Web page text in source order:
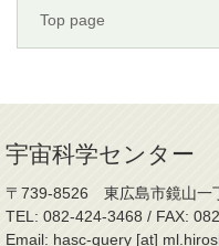
Top page
宇宙科学センター
〒739-8526 東広島市鏡山一
TEL: 082-424-3468 / FAX:
Email: hasc-query [at]